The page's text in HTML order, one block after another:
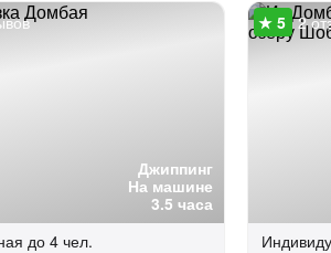
Джиппинг
На машине
3.5 часа
до 4 чел.
2